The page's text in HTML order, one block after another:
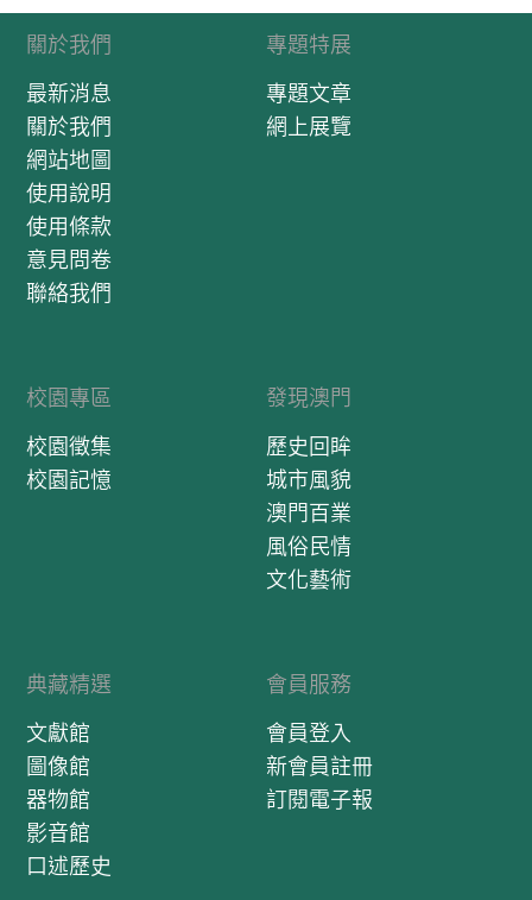
關於我們
最新消息
關於我們
網站地圖
使用說明
使用條款
意見問卷
聯絡我們
專題特展
專題文章
網上展覽
校園專區
校園徵集
校園記憶
發現澳門
歷史回眸
城市風貌
澳門百業
風俗民情
文化藝術
典藏精選
文獻館
圖像館
器物館
影音館
口述歷史
會員服務
會員登入
新會員註冊
訂閱電子報